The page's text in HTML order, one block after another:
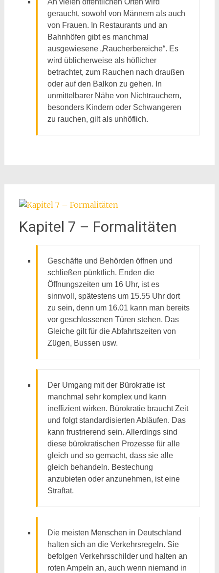
An vielen öffentlichen Orten wird
geraucht, sowohl von Männern als auch
von Frauen. In Restaurants und an
Bahnhöfen gibt es manchmal
ausgewiesene „Raucherbereiche“. Es
wird üblicherweise als höflicher
betrachtet, zum Rauchen nach draußen
oder auf den Balkon zu gehen. In
unmittelbarer Nähe von Nichtrauchern,
besonders Kindern oder Schwangeren
zu rauchen, gilt als unhöflich.
Kapitel 7 – Formalitäten
Geschäfte und Behörden öffnen und
schließen pünktlich. Enden die
Öffnungszeiten um 16 Uhr, ist es
sinnvoll, spätestens um 15.55 Uhr dort
zu sein, denn um 16.01 kann man bereits
vor geschlossenen Türen stehen. Das
Gleiche gilt für die Abfahrtszeiten von
Zügen, Bussen usw.
Der Umgang mit der Bürokratie ist
manchmal sehr komplex und kann
ineffizient wirken. Bürokratie braucht Zeit
und folgt standardisierten Abläufen. Das
kann frustrierend sein. Allerdings sind
diese bürokratischen Prozesse für alle
gleich und so gemacht, dass sie alle
gleich behandeln. Bestechung
anzubieten oder anzunehmen, ist eine
Straftat.
Die meisten Menschen in Deutschland
halten sich an die Verkehrsregeln. Sie
befolgen Verkehrsschilder und halten an
roten Ampeln an, auch wenn niemand in